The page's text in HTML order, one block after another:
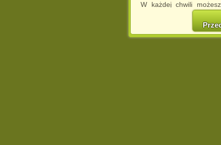
W każdej chwili
cookies w swojej
w naszej
http://chomikuj.pl/